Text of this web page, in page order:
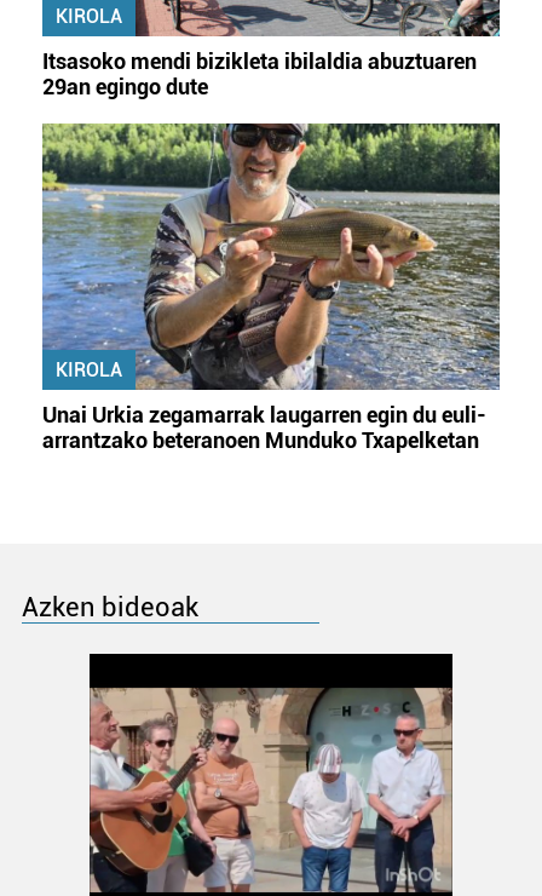
KIROLA
Itsasoko mendi bizikleta ibilaldia abuztuaren
29an egingo dute
KIROLA
Unai Urkia zegamarrak laugarren egin du euli-
arrantzako beteranoen Munduko Txapelketan
Azken bideoak